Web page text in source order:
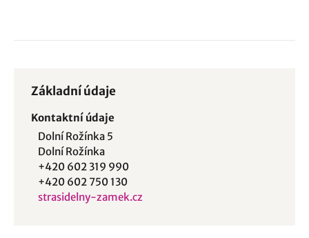
Základní údaje
Kontaktní údaje
Dolní Rožínka 5
Dolní Rožínka
+420 602 319 990
+420 602 750 130
strasidelny-zamek.cz